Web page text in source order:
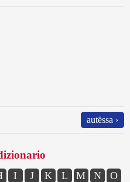
autëssa ›
I J K L M N
O